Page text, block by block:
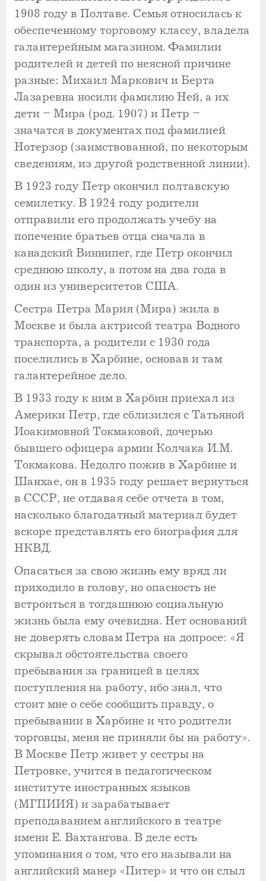
1908 году в Полтаве. Семья относилась к
обеспеченному торговому классу, владела
галантерейным магазином. Фамилии
родителей и детей по неясной причине
разные: Михаил Маркович и Берта
Лазаревна носили фамилию Ней, а их
дети – Мира (род. 1907) и Петр –
значатся в документах под фамилией
Нотерзор (заимствованной, по некоторым
сведениям, из другой родственной линии).
В 1923 году Петр окончил полтавскую
семилетку. В 1924 году родители
отправили его продолжать учебу на
попечение братьев отца сначала в
канадский Виннипег, где Петр окончил
среднюю школу, а потом на два года в
один из университетов США.
Сестра Петра Мария (Мира) жила в
Москве и была актрисой театра Водного
транспорта, а родители с 1930 года
поселились в Харбине, основав и там
галантерейное дело.
В 1933 году к ним в Харбин приехал из
Америки Петр, где сблизился с Татьяной
Иоакимовной Токмаковой, дочерью
бывшего офицера армии Колчака И.М.
Токмакова. Недолго пожив в Харбине и
Шанхае, он в 1935 году решает вернуться
в СССР, не отдавая себе отчета в том,
насколько благодатный материал будет
вскоре представлять его биография для
НКВД.
Опасаться за свою жизнь ему вряд ли
приходило в голову, но опасность не
встроиться в тогдашнюю социальную
жизнь была ему очевидна. Нет оснований
не доверять словам Петра на допросе: «Я
скрывал обстоятельства своего
пребывания за границей в целях
поступления на работу, ибо знал, что
стоит мне о себе сообщить правду, о
пребывании в Харбине и что родители
торговцы, меня не приняли бы на работу».
В Москве Петр живет у сестры на
Петровке, учится в педагогическом
институте иностранных языков
(МГПИИЯ) и зарабатывает
преподаванием английского в театре
имени Е. Вахтангова. В деле есть
упоминания о том, что его называли на
английский манер «Питер» и что он слыл